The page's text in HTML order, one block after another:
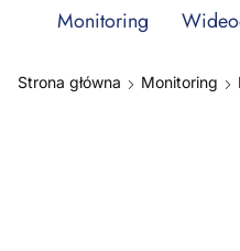
Monitoring
Strona główna Monitoring